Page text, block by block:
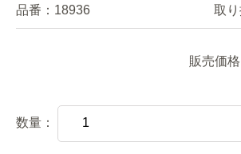
品番： 18936 取り
販売価格
数量：